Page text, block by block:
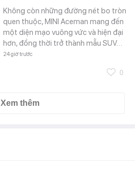
Không còn những đường nét bo tròn
quen thuộc, MINI Aceman mang đến
một diện mạo vuông vức và hiện đại
hơn, đồng thời trở thành mẫu SUV…
24 giờ trước
0
Xem thêm